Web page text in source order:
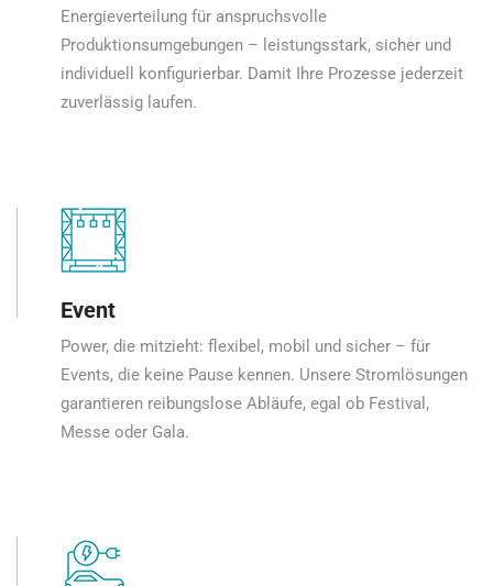
Energieverteilung für anspruchsvolle
Produktionsumgebungen – leistungsstark, sicher und
individuell konfigurierbar. Damit Ihre Prozesse jederzeit
zuverlässig laufen.
Event
Power, die mitzieht: flexibel, mobil und sicher – für
Events, die keine Pause kennen. Unsere Stromlösungen
garantieren reibungslose Abläufe, egal ob Festival,
Messe oder Gala.